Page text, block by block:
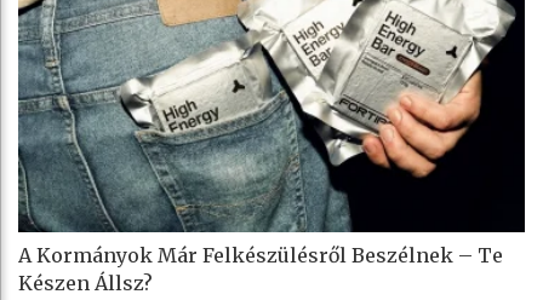
A Kormányok Már Felkészülésről Beszélnek – Te
Készen Állsz?